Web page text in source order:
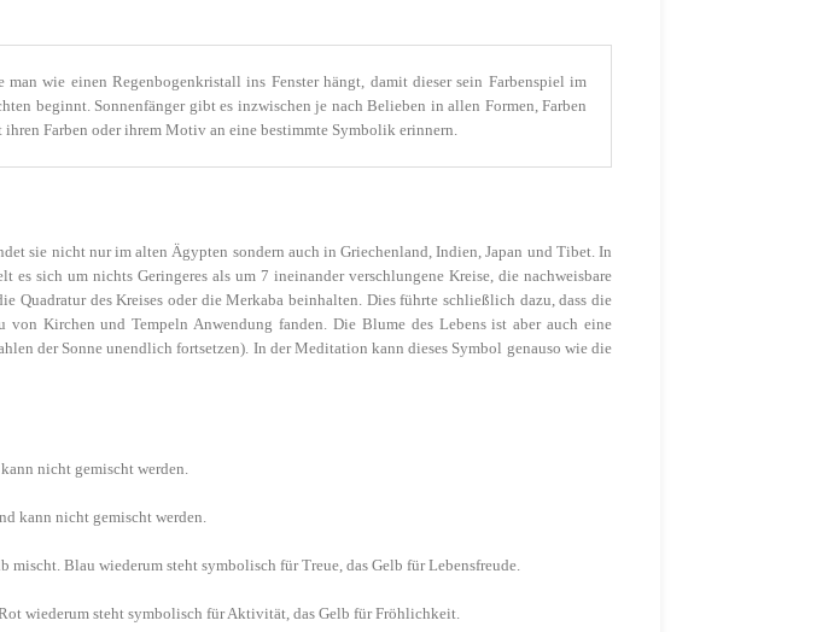
wie einen Regenbogenkristall ins Fenster hängt, damit dieser sein Farbenspiel im
beginnt. Sonnenfänger gibt es inzwischen je nach Belieben in allen Formen, Farben
Farben oder ihrem Motiv an eine bestimmte Symbolik erinnern.
sie nicht nur im alten Ägypten sondern auch in Griechenland, Indien, Japan und Tibet. In
sich um nichts Geringeres als um 7 ineinander verschlungene Kreise, die nachweisbare
Quadratur des Kreises oder die Merkaba beinhalten. Dies führte schließlich dazu, dass die
Kirchen und Tempeln Anwendung fanden. Die Blume des Lebens ist aber auch eine
der Sonne unendlich fortsetzen). In der Meditation kann dieses Symbol genauso wie die
nicht gemischt werden.
kann nicht gemischt werden.
Blau wiederum steht symbolisch für Treue, das Gelb für Lebensfreude.
wiederum steht symbolisch für Aktivität, das Gelb für Fröhlichkeit.